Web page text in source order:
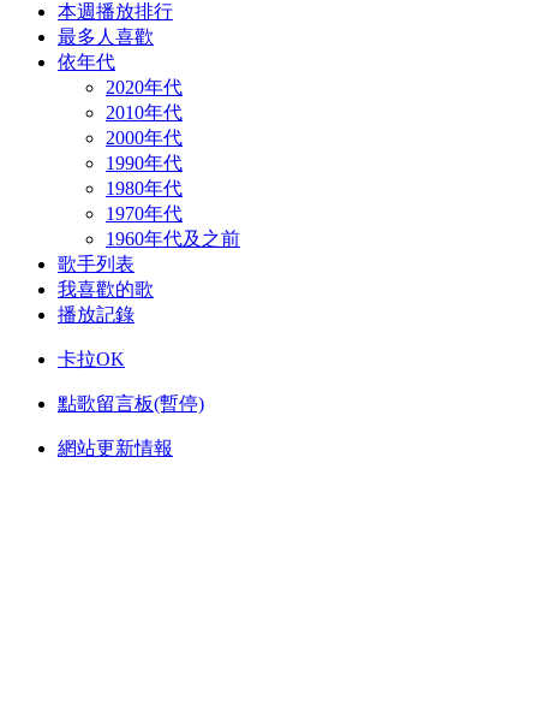
本週播放排行
最多人喜歡
依年代
2020年代
2010年代
2000年代
1990年代
1980年代
1970年代
1960年代及之前
歌手列表
我喜歡的歌
播放記錄
卡拉OK
點歌留言板(暫停)
網站更新情報